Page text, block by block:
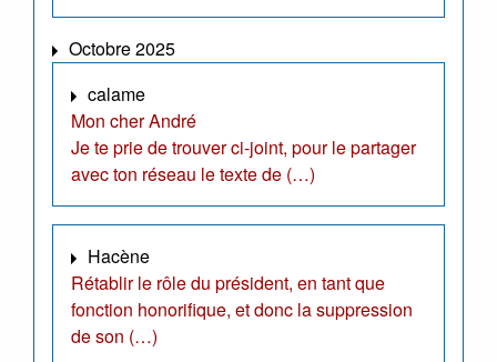
Octobre 2025
calame
Mon cher André
Je te prie de trouver ci-joint, pour le partager
avec ton réseau le texte de (…)
Hacène
Rétablir le rôle du président, en tant que
fonction honorifique, et donc la suppression
de son (…)